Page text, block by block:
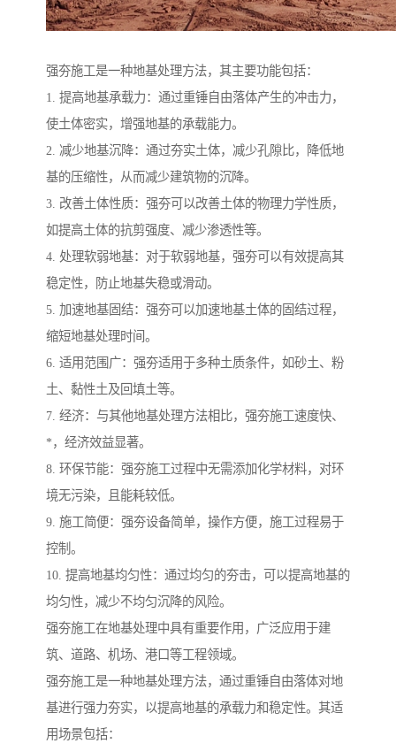
强夯施工是一种地基处理方法，其主要功能包括：
1. 提高地基承载力：通过重锤自由落体产生的冲击力，
使土体密实，增强地基的承载能力。
2. 减少地基沉降：通过夯实土体，减少孔隙比，降低地
基的压缩性，从而减少建筑物的沉降。
3. 改善土体性质：强夯可以改善土体的物理力学性质，
如提高土体的抗剪强度、减少渗透性等。
4. 处理软弱地基：对于软弱地基，强夯可以有效提高其
稳定性，防止地基失稳或滑动。
5. 加速地基固结：强夯可以加速地基土体的固结过程，
缩短地基处理时间。
6. 适用范围广：强夯适用于多种土质条件，如砂土、粉
土、黏性土及回填土等。
7. 经济：与其他地基处理方法相比，强夯施工速度快、
*，经济效益显著。
8. 环保节能：强夯施工过程中无需添加化学材料，对环
境无污染，且能耗较低。
9. 施工简便：强夯设备简单，操作方便，施工过程易于
控制。
10. 提高地基均匀性：通过均匀的夯击，可以提高地基的
均匀性，减少不均匀沉降的风险。
强夯施工在地基处理中具有重要作用，广泛应用于建
筑、道路、机场、港口等工程领域。
强夯施工是一种地基处理方法，通过重锤自由落体对地
基进行强力夯实，以提高地基的承载力和稳定性。其适
用场景包括：